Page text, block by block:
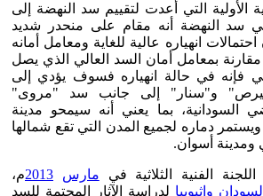
الأولية التي أعدت لتقييم سد النهضة إلى
في سد النهضة أنه مقام على منحدر شديد
احتمالات انهياره عالية للغاية ومعامل أمانه
على 1.5 درجة مقارنة بمعامل أمان السد العالي الذي يصل
فإنه في حالة انهياره فسوف يؤدي إلى
و"سنار" إلى جانب سد "مروى"
السودانية، بما يعني أنه سيمحو مدينة
دماره لجميع المدن التي تقع شمالها
ومدينة أسوان.
الفنية الثلاثية في مارس 2013م،
وإثيوبيا لدراسة الآثار المحتمة للسد